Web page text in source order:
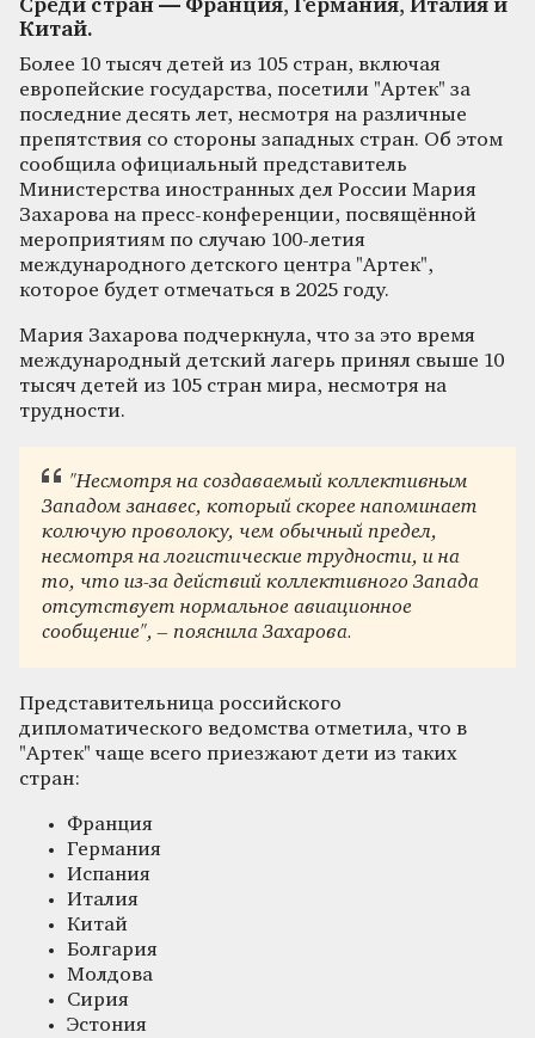
Среди стран — Франция, Германия, Италия и
Китай.
Более 10 тысяч детей из 105 стран, включая
европейские государства, посетили "Артек" за
последние десять лет, несмотря на различные
препятствия со стороны западных стран. Об этом
сообщила официальный представитель
Министерства иностранных дел России Мария
Захарова на пресс-конференции, посвящённой
мероприятиям по случаю 100-летия
международного детского центра "Артек",
которое будет отмечаться в 2025 году.
Мария Захарова подчеркнула, что за это время
международный детский лагерь принял свыше 10
тысяч детей из 105 стран мира, несмотря на
трудности.
"Несмотря на создаваемый коллективным
Западом занавес, который скорее напоминает
колючую проволоку, чем обычный предел,
несмотря на логистические трудности, и на
то, что из-за действий коллективного Запада
отсутствует нормальное авиационное
сообщение", – пояснила Захарова.
Представительница российского
дипломатического ведомства отметила, что в
"Артек" чаще всего приезжают дети из таких
стран:
Франция
Германия
Испания
Италия
Китай
Болгария
Молдова
Сирия
Эстония